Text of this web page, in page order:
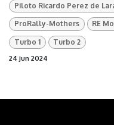
Piloto Ricardo Perez de
ProRally-Mothers RE
Turbo 1
Turbo 2
24 jun 2024